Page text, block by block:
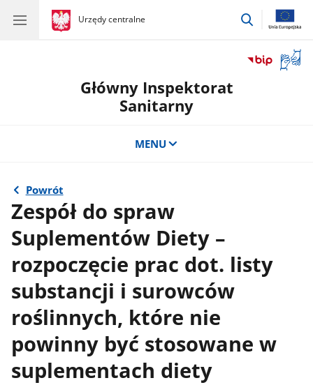
gov.pl
Urzędy centralne
gov.pl
Urzędy
przejdź
okno
Główny Inspektorat
Sanitarny
MENU
Powrót
Zespół do spraw
Suplementów Diety –
rozpoczęcie prac dot. listy
substancji i surowców
roślinnych, które nie
powinny być stosowane w
suplementach diety